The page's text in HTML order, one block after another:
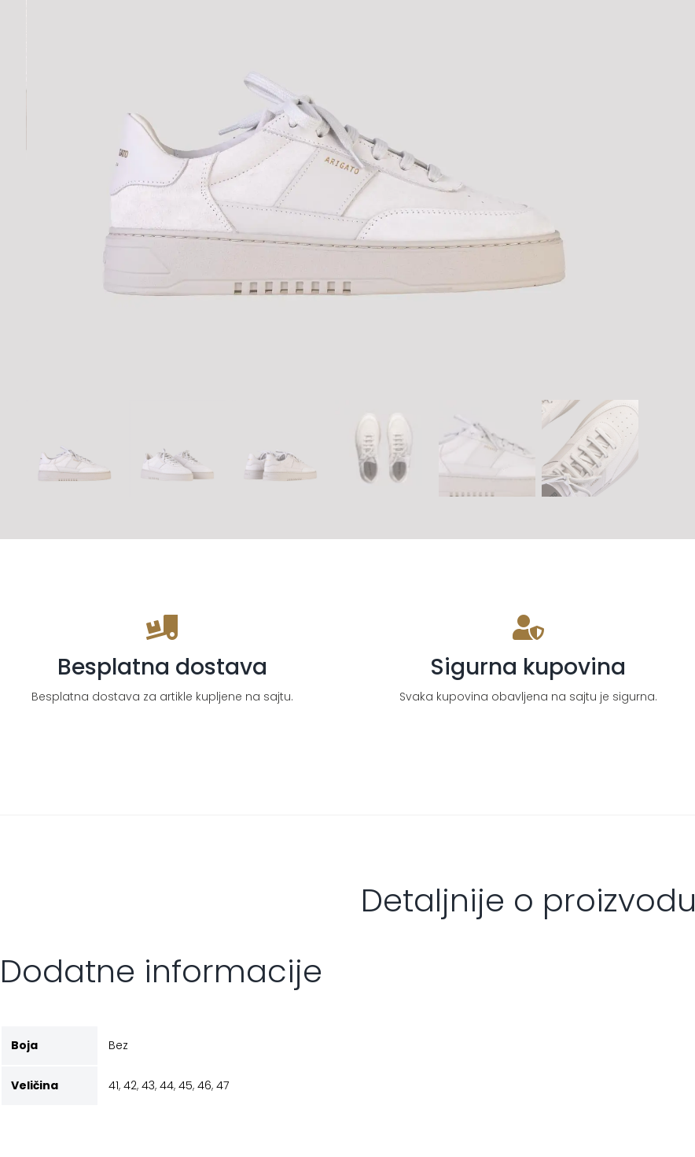
Besplatna dostava
Besplatna dostava za artikle kupljene na sajtu.
Sigurna kupovina
Svaka kupovina obavljena na sajtu je sigurna.
Detaljnije o proizvodu
Dodatne informacije
Boja Bez
Veličina 41, 42, 43, 44, 45, 46, 47